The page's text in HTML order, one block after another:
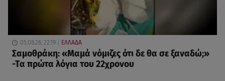
05.08.26, 22:19 ΕΛΛΑΔΑ
Σαμοθράκη: «Μαμά νόμιζες ότι δε θα σε ξαναδώ;»
-Τα πρώτα λόγια του 22χρονου